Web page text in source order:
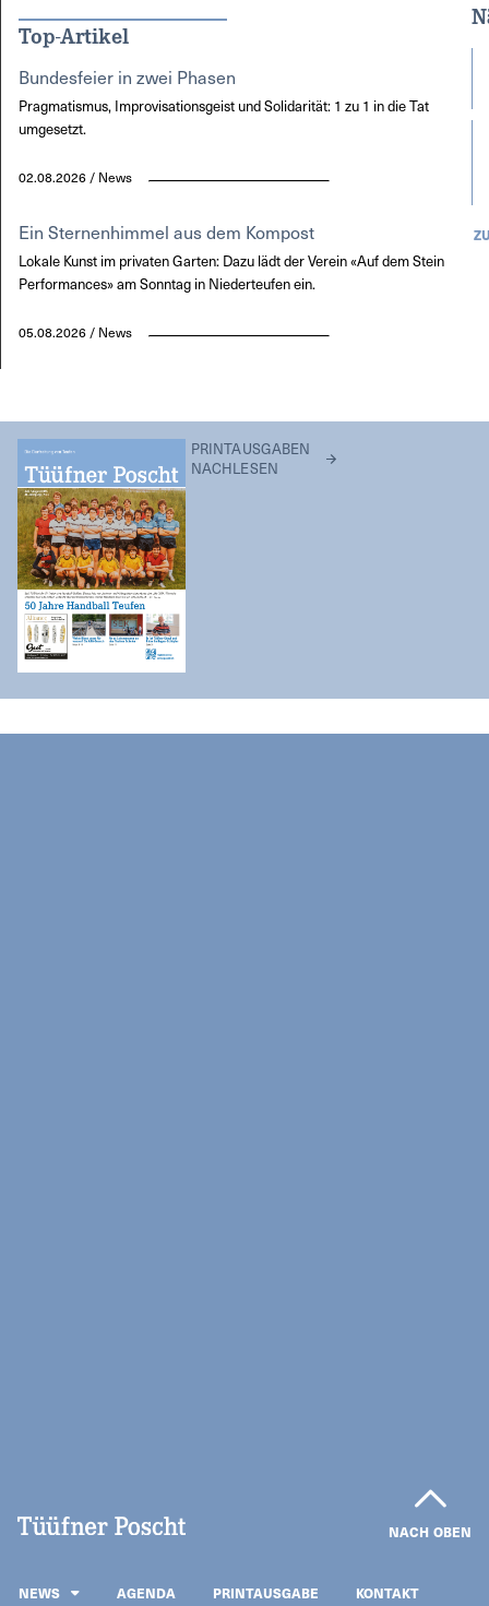
Top-Artikel
Bundesfeier in zwei Phasen
Pragmatismus, Improvisationsgeist und Solidarität: 1 zu 1 in die Tat
umgesetzt.
02.08.2026 / News
Ein Sternenhimmel aus dem Kompost
Lokale Kunst im privaten Garten: Dazu lädt der Verein «Auf dem Stein
Performances» am Sonntag in Niederteufen ein.
05.08.2026 / News
PRINTAUSGABEN
NACHLESEN
NACH OBEN
NEWS AGENDA PRINTAUSGABE KONTAKT